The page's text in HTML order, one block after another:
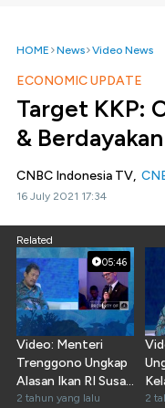
HOME News Video News
ECONOMIC UPDATE
Target KKP:
&
CNBC Indonesia TV,
16 July 2021 17:34
Related
05:46
Video: Menteri
Trenggono Ungkap
Alasan Ikan RI Susah
Masuk Eropa
2 tahun yang lalu
RI
2